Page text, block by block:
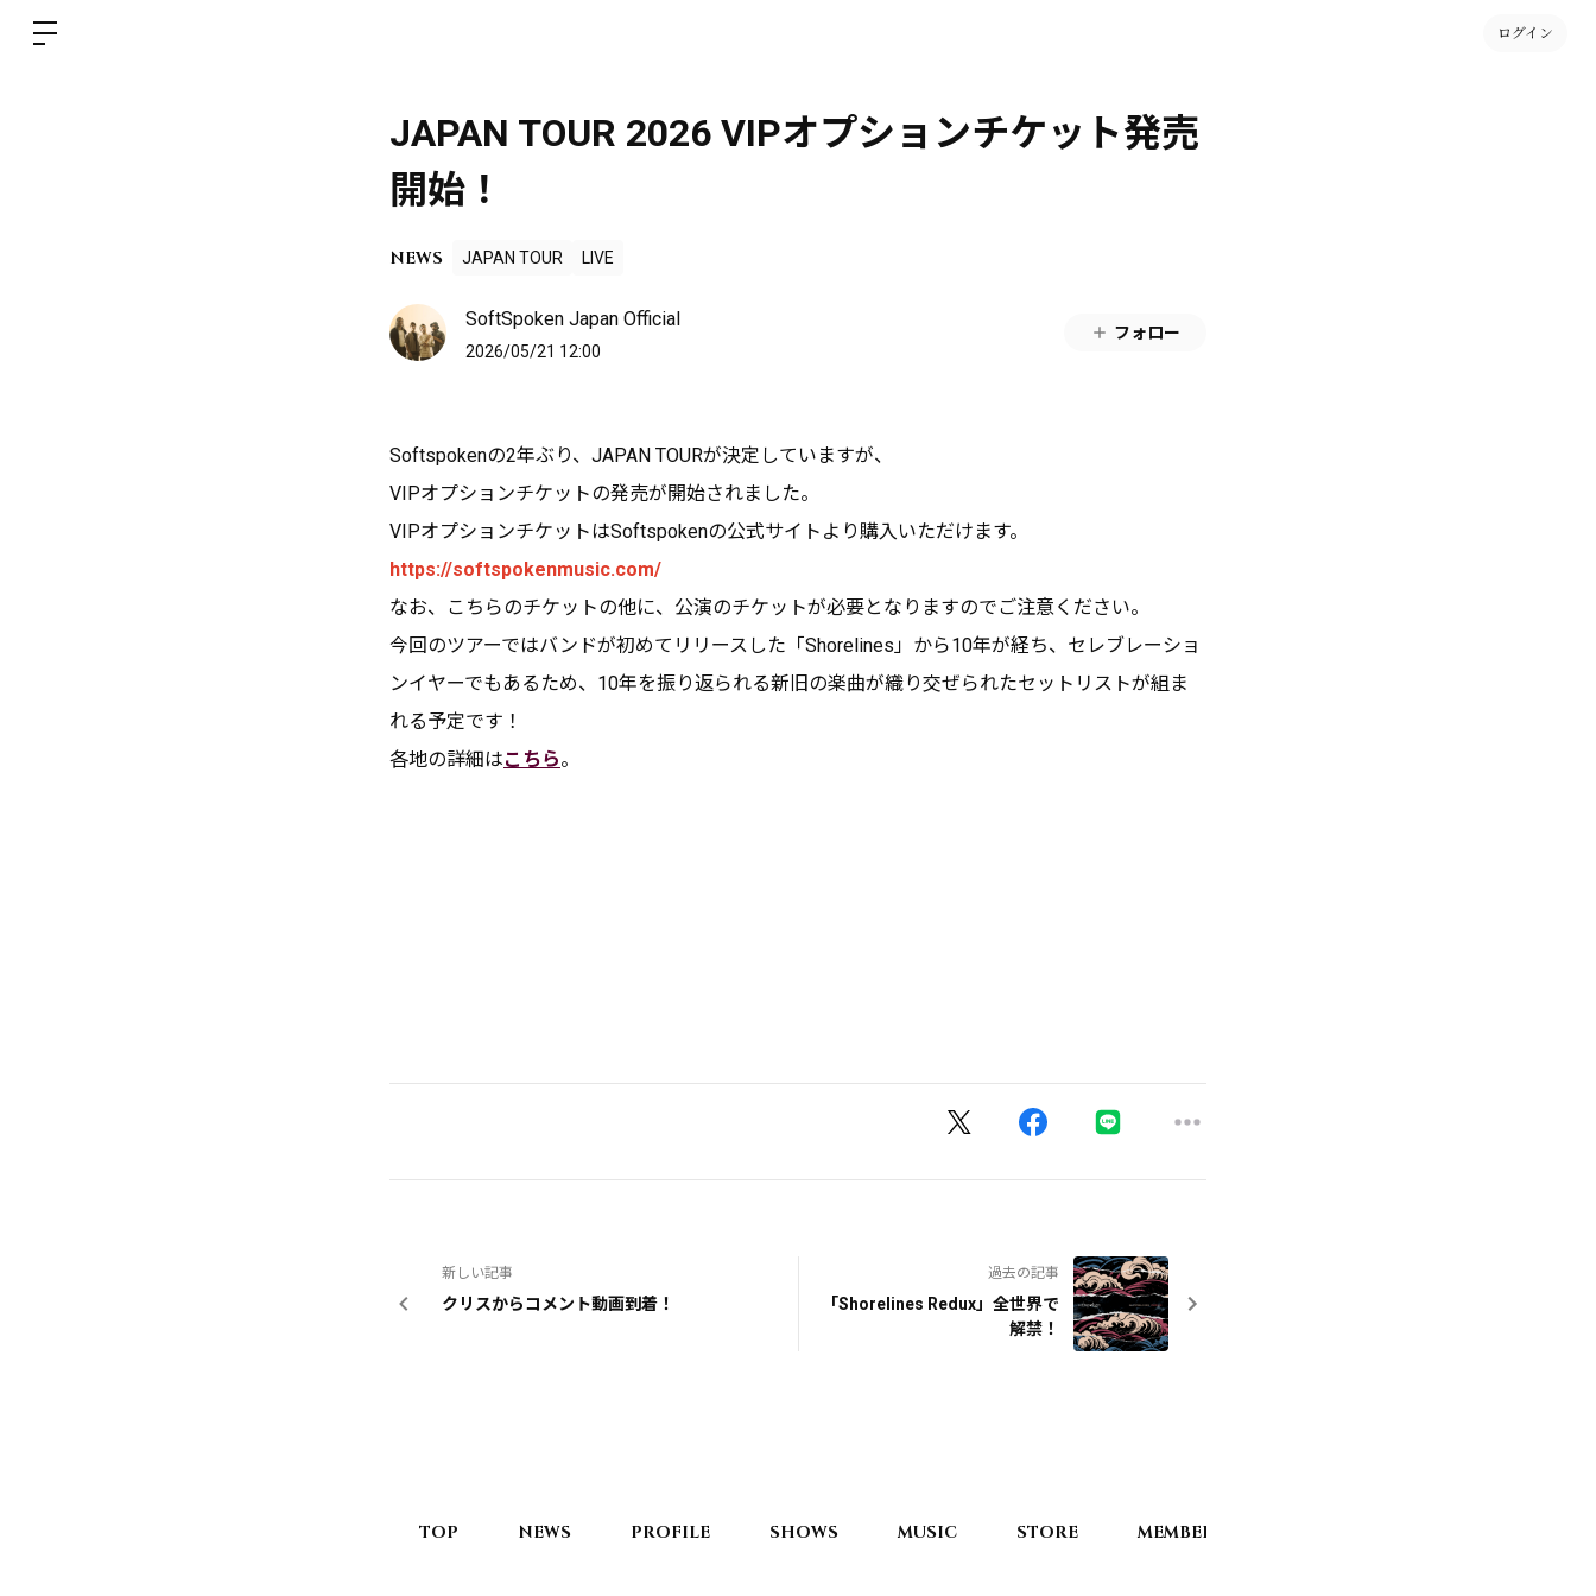
ログイン
JAPAN TOUR 2026 VIPオプションチケット発売
開始！
NEWS JAPAN TOUR LIVE
SoftSpoken Japan Official
2026/05/21 12:00
フォロー
Softspokenの2年ぶり、JAPAN TOURが決定していますが、
VIPオプションチケットの発売が開始されました。
VIPオプションチケットはSoftspokenの公式サイトより購入いただけます。
https://softspokenmusic.com/
なお、こちらのチケットの他に、公演のチケットが必要となりますのでご注意ください。
今回のツアーではバンドが初めてリリースした「Shorelines」から10年が経ち、セレブレーショ
ンイヤーでもあるため、10年を振り返られる新旧の楽曲が織り交ぜられたセットリストが組ま
れる予定です！
各地の詳細はこちら。
新しい記事
クリスからコメント動画到着！
過去の記事
「Shorelines Redux」全世界で
解禁！
TOP NEWS PROFILE SHOWS MUSIC STORE MEMBERSHIP